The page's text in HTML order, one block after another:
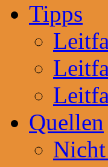
Tipps
Quellen